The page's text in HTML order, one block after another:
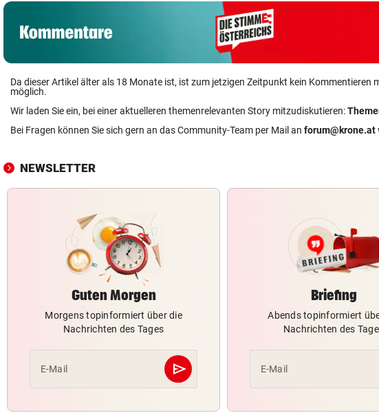
Da dieser Artikel älter als 18 Monate ist, ist zum jetzigen Zeitpunkt kein Kommentieren
möglich.
Wir laden Sie ein, bei einer aktuelleren themenrelevanten Story mitzudiskutieren:
Bei Fragen können Sie sich gern an das Community-Team per Mail an forum@krone.at
NEWSLETTER
Guten Morgen
Morgens topinformiert über die
Nachrichten des Tages
E-Mail send
Abschicken
Briefing
Abends topinformiert
Nachrichten des
E-Mail